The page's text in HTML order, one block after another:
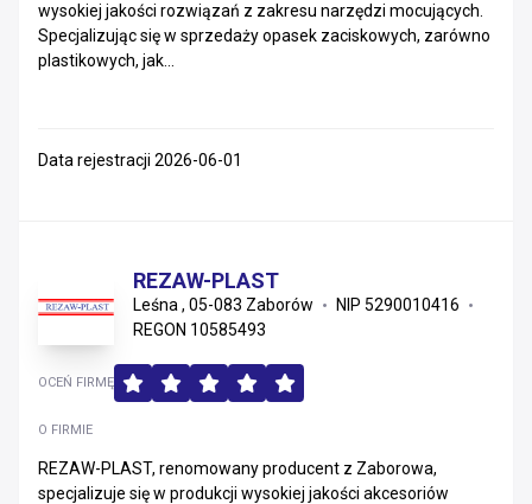
wysokiej jakości rozwiązań z zakresu narzędzi mocujących.
Specjalizując się w sprzedaży opasek zaciskowych, zarówno
plastikowych, jak...
Data rejestracji 2026-06-01
REZAW-PLAST
Leśna , 05-083 Zaborów
NIP 5290010416
REGON 10585493
O FIRMIE
REZAW-PLAST, renomowany producent z Zaborowa,
specjalizuje się w produkcji wysokiej jakości akcesoriów
OCEŃ FIRMĘ